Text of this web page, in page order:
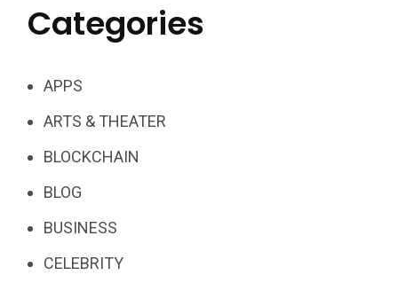
Categories
APPS
ARTS & THEATER
BLOCKCHAIN
BLOG
BUSINESS
CELEBRITY